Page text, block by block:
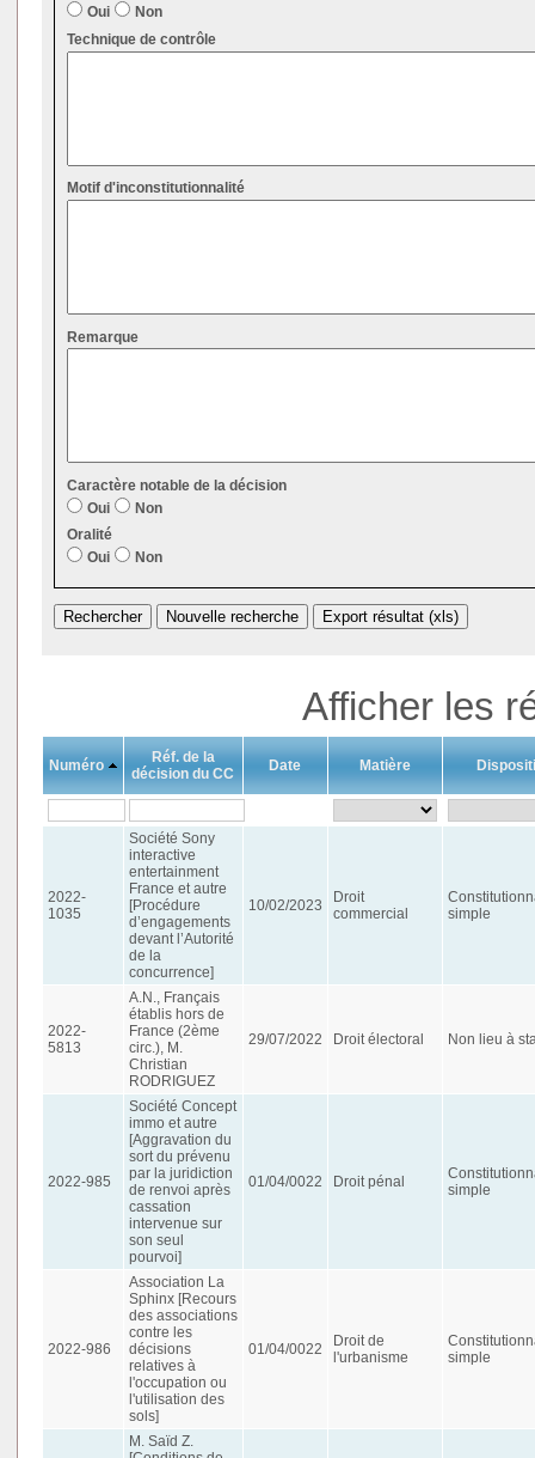
Oui
Non
Technique de contrôle
Motif d'inconstitutionnalité
Remarque
Caractère notable de la décision
Oui
Non
Oralité
Oui
Non
Afficher les
Numéro
Réf. de la
décision du CC
Date Matière
2022-
1035
Société Sony
interactive
entertainment
France et autre
[Procédure
d’engagements
devant l’Autorité
de la
concurrence]
10/02/2023
Droit
commercial
simple
2022-
5813
A.N., Français
établis hors de
France (2ème
circ.), M.
Christian
RODRIGUEZ
29/07/2022 Droit électoral Non lieu à
2022-985
Société Concept
immo et autre
[Aggravation du
sort du prévenu
par la juridiction
de renvoi après
cassation
intervenue sur
son seul
pourvoi]
01/04/0022 Droit pénal
simple
2022-986
Association La
Sphinx [Recours
des associations
contre les
décisions
relatives à
l'occupation ou
l'utilisation des
sols]
01/04/0022
Droit de
l'urbanisme
simple
M. Saïd Z.